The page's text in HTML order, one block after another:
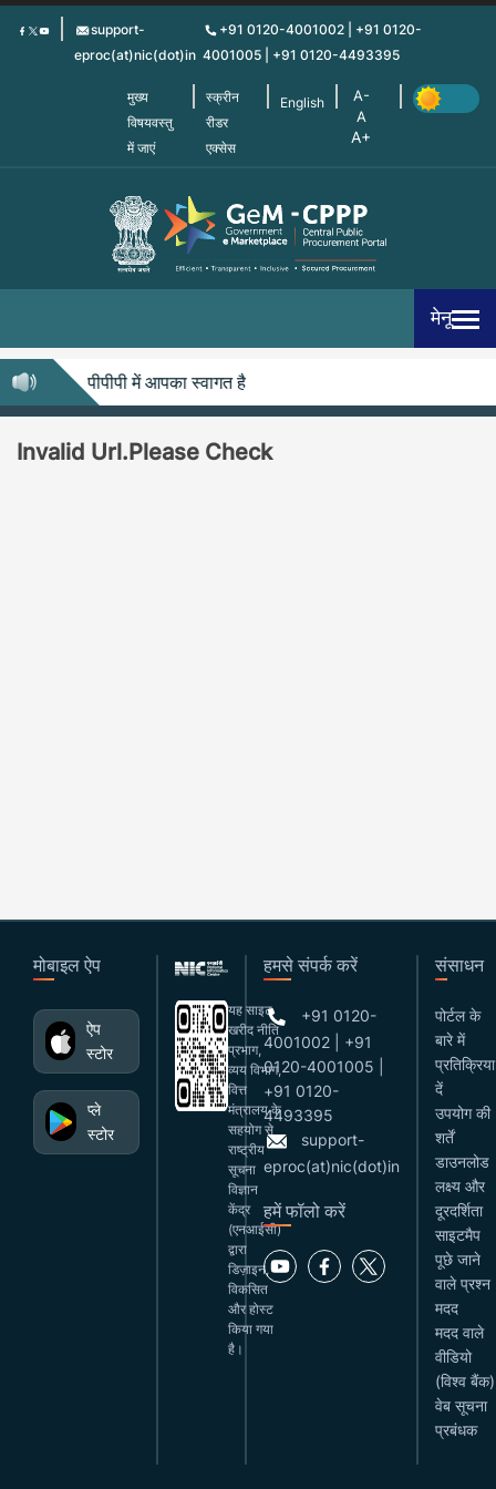
Skip
support-
eproc(at)nic(dot)in
+91 0120-4001002 | +91 0120-
4001005 | +91 0120-4493395
मुख्य
विषयवस्तु
में जाएं
स्क्रीन
रीडर
एक्सेस
English
मेनू
जेम-सीपीपीपी में आपका स्वागत है
Invalid Url.Please Check
मोबाइल ऐप
ऐप
स्टोर
प्ले
स्टोर
यह साइट
खरीद नीति
प्रभाग,
व्यय विभाग,
वित्त
मंत्रालय के
सहयोग से
राष्ट्रीय
सूचना
विज्ञान
केंद्र
(एनआईसी)
द्वारा
डिज़ाइन,
विकसित
और होस्ट
किया गया
है।
हमसे संपर्क करें
+91 0120-
4001002 | +91
0120-4001005 |
+91 0120-
4493395
support-
eproc(at)nic(dot)in
हमें फॉलो करें
संसाधन
पोर्टल के
बारे में
प्रतिक्रिया
दें
उपयोग की
शर्तें
डाउनलोड
लक्ष्य और
दूरदर्शिता
साइटमैप
पूछे जाने
वाले प्रश्न
मदद
मदद वाले
वीडियो
(विश्व बैंक)
वेब सूचना
प्रबंधक